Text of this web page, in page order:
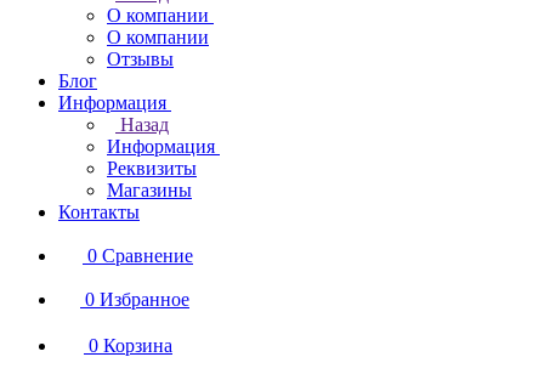
О компании
О компании
Отзывы
Блог
Информация
Назад
Информация
Реквизиты
Магазины
Контакты
0 Сравнение
0 Избранное
0 Корзина